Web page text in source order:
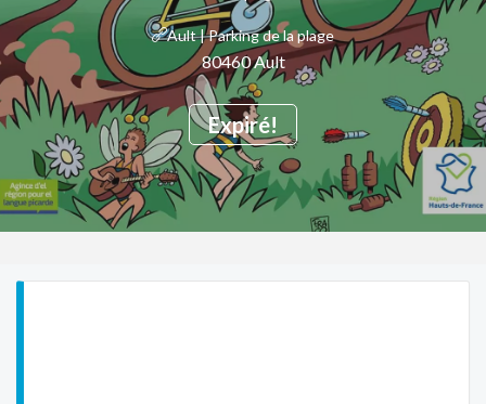
Expiré!
Ault | Parking de la plage
80460 Ault